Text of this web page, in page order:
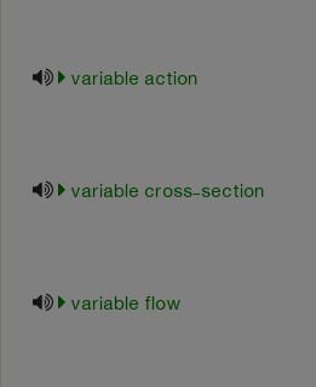
variable action
variable cross-section
variable flow